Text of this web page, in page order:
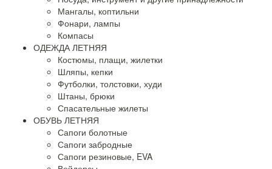
Мангалы, коптильни
Фонари, лампы
Компасы
ОДЕЖДА ЛЕТНЯЯ
Костюмы, плащи, жилетки
Шляпы, кепки
Футболки, толстовки, худи
Штаны, брюки
Спасательные жилеты
ОБУВЬ ЛЕТНЯЯ
Сапоги болотные
Сапоги забродные
Сапоги резиновые, EVA